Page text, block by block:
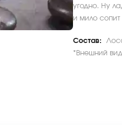
угодно. Ну
и мило
Состав:
*Внешний